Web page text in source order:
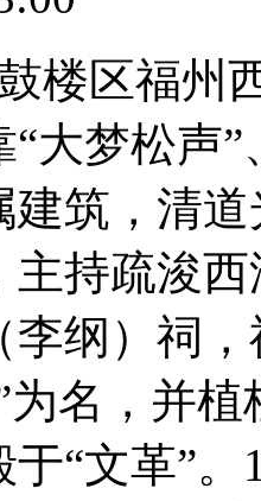
楼区福州
大梦松声
建筑，清
主持疏浚
李纲）祠
为名，并
“文革”